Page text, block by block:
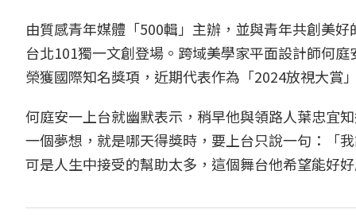
由質感青年媒體「500輯」主辦，並與青年共創美
台北101獨一文創登場。跨域美學家平面設計師何
榮獲國際知名獎項，近期代表作為「2024放視大賞
何庭安一上台就幽默表示，稍早他與領路人葉忠宜
一個夢想，就是哪天得獎時，要上台只說一句：「
可是人生中接受的幫助太多，這個舞台他希望能好